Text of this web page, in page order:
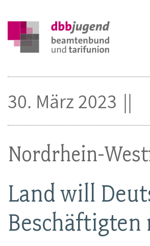
Nordrhein-
Land will
30. März 2023